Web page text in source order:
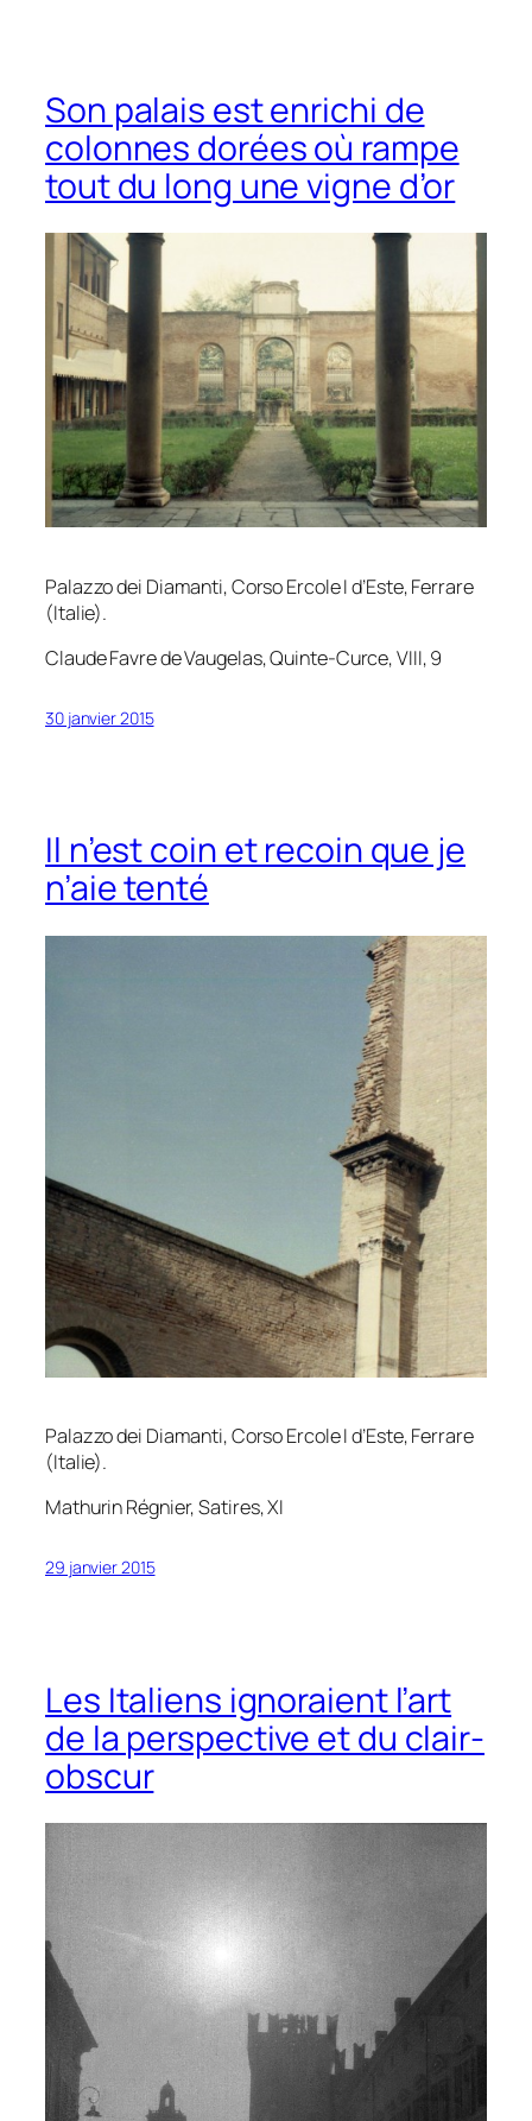
Son palais est enrichi de
colonnes dorées où rampe
tout du long une vigne d’or
Palazzo dei Diamanti, Corso Ercole I d’Este, Ferrare
(Italie).
Claude Favre de Vaugelas,Quinte-Curce, VIII, 9
30 janvier 2015
Il n’est coin et recoin que je
n’aie tenté
Palazzo dei Diamanti, Corso Ercole I d’Este, Ferrare
(Italie).
Mathurin Régnier,Satires, XI
29 janvier 2015
Les Italiens ignoraient l’art
de la perspective et du clair-
obscur